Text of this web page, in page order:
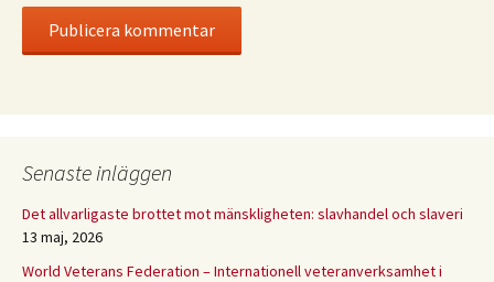
Senaste inläggen
Det allvarligaste brottet mot mänskligheten: slavhandel och slaveri
13 maj, 2026
World Veterans Federation – Internationell veteranverksamhet i